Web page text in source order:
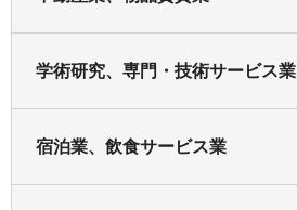
学術研究、専門・技術サービス業
宿泊業、飲食サービス業